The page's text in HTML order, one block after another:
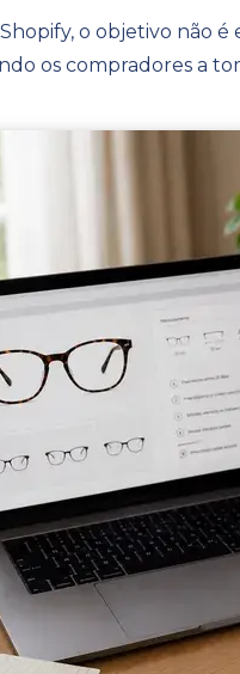
o objetivo não
os compradores a